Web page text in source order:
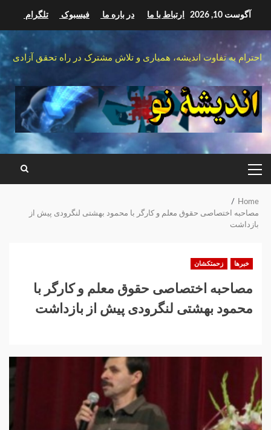
content
آگوست 10, 2026 ارتباط با ما در باره ما فیسبوک تلگرام
احترام به تفاوت اندیشه، همیاری و تلاش مشترک در راه تحقق آزادی
PRIMARY
MENU
Home
مصاحبه اختصاصی حقوق معلم و کارگر با محمود بهشتی لنگرودی پیش از
بازداشت
خبرها زحمتکشان
مصاحبه اختصاصی حقوق معلم و کارگر با
محمود بهشتی لنگرودی پیش از بازداشت